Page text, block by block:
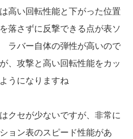
高い回転性能と下がった位置
落さずに反撃できる点が表ソ
ラバー自体の弾性が高いので
、攻撃と高い回転性能をカッ
うになりますね
クセが少ないですが、非常に
ョン表のスピード性能があ